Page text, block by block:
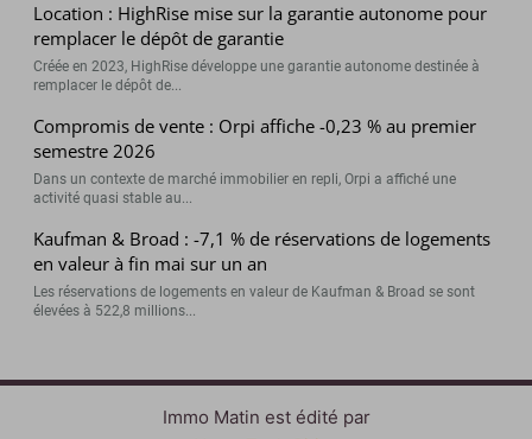
Location : HighRise mise sur la garantie autonome pour
remplacer le dépôt de garantie
Créée en 2023, HighRise développe une garantie autonome destinée à
remplacer le dépôt de...
Compromis de vente : Orpi affiche -0,23 % au premier
semestre 2026
Dans un contexte de marché immobilier en repli, Orpi a affiché une
activité quasi stable au...
Kaufman & Broad : -7,1 % de réservations de logements
en valeur à fin mai sur un an
Les réservations de logements en valeur de Kaufman & Broad se sont
élevées à 522,8 millions...
Immo Matin est édité par